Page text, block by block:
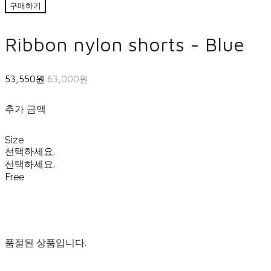
구매하기
Ribbon nylon shorts - Blue
53,550원 63,000원
추가 금액
Size
선택하세요.
선택하세요.
Free
품절된 상품입니다.